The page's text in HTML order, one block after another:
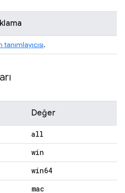
tanımlayıcısı.
Değer
all
win
win64
mac